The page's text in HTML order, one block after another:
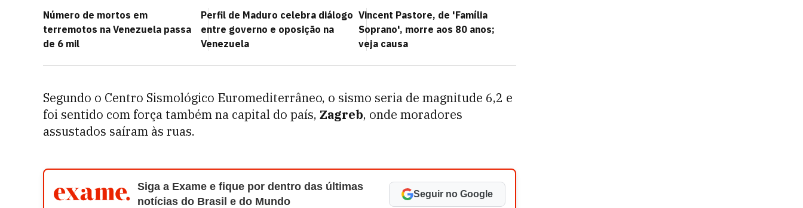
Número de mortos em
terremotos na Venezuela passa
de 6 mil
Perfil de Maduro celebra diálogo
entre governo e oposição na
Venezuela
Vincent Pastore, de 'Família
Soprano', morre aos 80 anos;
veja causa
Segundo o Centro Sismológico Euromediterrâneo, o sismo seria de magnitude 6,2 e
foi sentido com força também na capital do país, Zagreb, onde moradores
assustados saíram às ruas.
Siga a Exame e fique por dentro das últimas
notícias do Brasil e do Mundo
Seguir no Google